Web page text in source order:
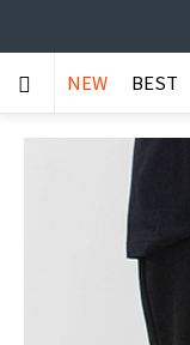
NEW BEST